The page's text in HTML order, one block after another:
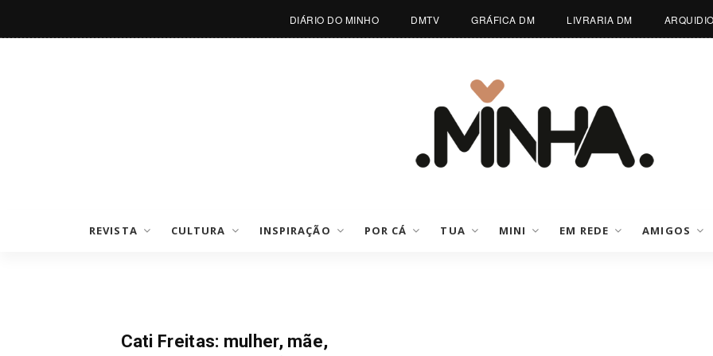
DIÁRIO DO MINHO DMTV GRÁFICA DM LIVRARIA DM
REVISTA CULTURA INSPIRAÇÃO POR CÁ TUA MINI EM REDE AMIGOS
Cati Freitas: mulher, mãe,